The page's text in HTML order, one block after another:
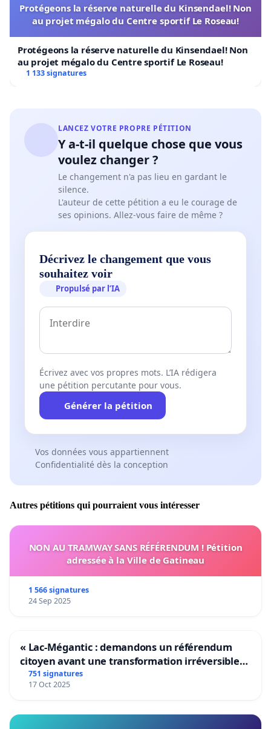
Protégeons la réserve naturelle du Kinsendael! Non
au projet mégalo du Centre sportif Le Roseau!
Protégeons la réserve naturelle du Kinsendael! Non
au projet mégalo du Centre sportif Le Roseau!
1 133 signatures
LANCEZ VOTRE PROPRE PÉTITION
Y a-t-il quelque chose que vous
voulez changer ?
Le changement n'a pas lieu en gardant le
silence.
L'auteur de cette pétition a eu le courage de
ses opinions. Allez-vous faire de même ?
Décrivez le changement que vous
souhaitez voir
Propulsé par l’IA
Écrivez avec vos propres mots. L’IA rédigera
une pétition percutante pour vous.
Générer la pétition
Vos données vous appartiennent
Confidentialité dès la conception
Autres pétitions qui pourraient vous intéresser
NON AU TRAMWAY SANS RÉFÉRENDUM ! Pétition
adressée à la Ville de Gatineau
1 566 signatures
24 Sep 2025
« Lac-Mégantic : demandons un référendum
citoyen avant une transformation irréversible
de notre territoire »
751 signatures
17 Oct 2025